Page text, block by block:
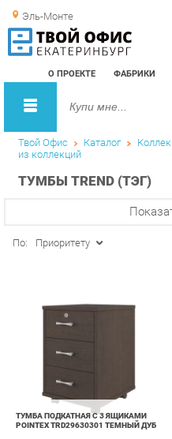
Эль-Монте
О ПРОЕКТЕ ФАБРИКИ
Твой Офис Каталог
из коллекций
ТУМБЫ TREND (ТЭГ)
ТУМБА ПОДКАТНАЯ С 3 ЯЩИКАМИ
POINTEX TRD29630301 ТЕМНЫЙ ДУБ
8 890₽